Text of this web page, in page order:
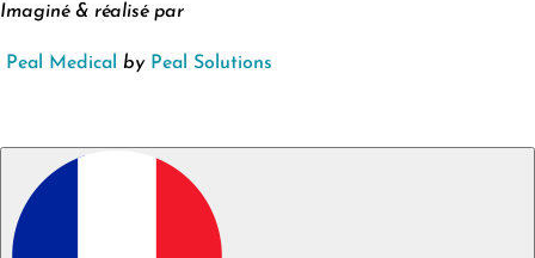
Imaginé & réalisé par
Peal Medical by Peal Solutions